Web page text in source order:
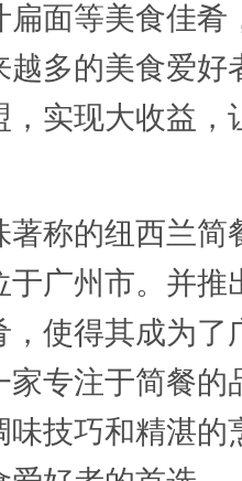
扁面等美食佳肴
越多的美食爱好
，实现大收益，
称的纽西兰简
于广州市。并推
，使得其成为了
家专注于简餐的
味技巧和精湛的